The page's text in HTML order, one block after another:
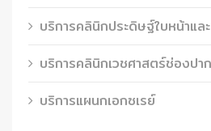
บริการคลินิกประดิษฐ์ใบหน้าแล
บริการคลินิกเวชศาสตร์ช่องปาก
บริการแผนกเอกซเรย์